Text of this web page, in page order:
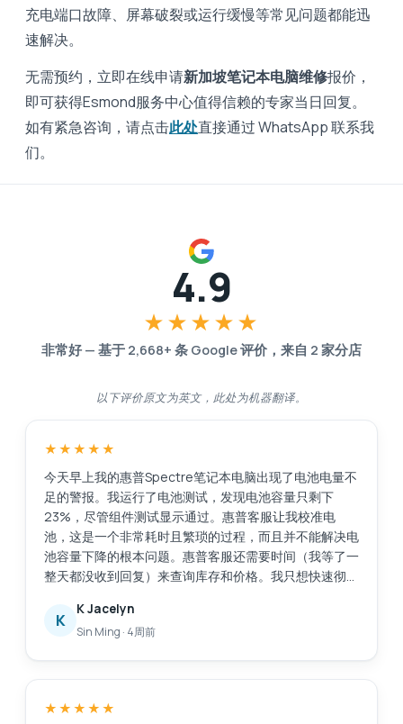
充电端口故障、屏幕破裂或运行缓慢等常见问题都能迅
速解决。
无需预约，立即在线申请新加坡笔记本电脑维修报价，
即可获得Esmond服务中心值得信赖的专家当日回复。
如有紧急咨询，请点击此处直接通过 WhatsApp 联系我
们。
4.9
★★★★★
非常好 — 基于 2,668+ 条 Google 评价，来自 2 家分店
以下评价原文为英文，此处为机器翻译。
★★★★★
今天早上我的惠普Spectre笔记本电脑出现了电池电量不
足的警报。我运行了电池测试，发现电池容量只剩下
23%，尽管组件测试显示通过。惠普客服让我校准电
池，这是一个非常耗时且繁琐的过程，而且并不能解决电
池容量下降的根本问题。惠普客服还需要时间（我等了一
整天都没收到回复）来查询库存和价格。我只想快速彻底
到了Esmond服务中心，评价很好。他们响应迅速，而且
提供了有用的建议。他们在2小时内将电池送到了
题时，他们也提供了售后服务。不像有些商家，买完东西
K
K Jacelyn
Sin Ming · 4周前
★★★★★